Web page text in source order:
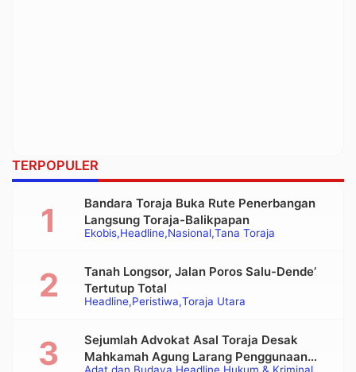
TERPOPULER
Ekobis Headline Nasional Tana Toraja
Bandara Toraja Buka Rute Penerbangan
Langsung Toraja-Balikpapan
Headline Peristiwa Toraja Utara
Tanah Longsor, Jalan Poros Salu-Dende’
Tertutup Total
Sejumlah Advokat Asal Toraja Desak
Mahkamah Agung Larang Penggunaan